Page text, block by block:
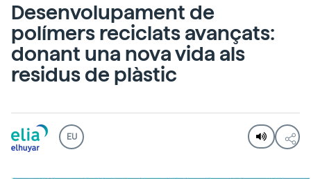
Desenvolupament de
polímers reciclats avançats:
donant una nova vida als
residus de plàstic
EU